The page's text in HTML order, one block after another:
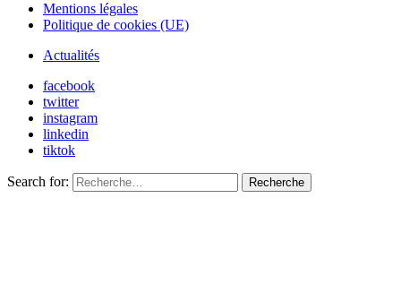
Mentions légales
Politique de cookies (UE)
Actualités
facebook
twitter
instagram
linkedin
tiktok
Search for: Recherche